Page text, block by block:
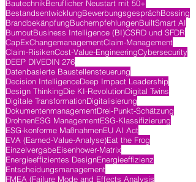
BautechnikBeruflicher Neustart mit 50+
BestandsentwicklungBewerbungsgesprächBossing
BrandbekänpfungBuchempfehlungenBuiltSmart AI
BurnoutBusiness Intelligence (BI)CSRD und SFDR
CapExChangemanagementClaim-Management
Claim-RisikenCost-Value-EngineeringCybersecurity
DEEP DIVEDIN 276
Datenbasierte Baustellensteuerung
Decision IntelligenceDeep Impact Leadership
Design ThinkingDie KI-RevolutionDigital Twins
Digitale TransformationDigitalisierung
DokumentenmanagementDrei-Punkt-Schätzung
DrohnenESG ManagementESG-Klassifizierung
ESG-konforme MaßnahmenEU AI Act
EVA (Earned-Value-Analyse)Eat the Frog
EinzelvergabeEisenhower-Matrix
Energieeffizientes DesignEnergieeffizienz
Entscheidungsmanagement
FMEA (Failure Mode and Effects Analysis